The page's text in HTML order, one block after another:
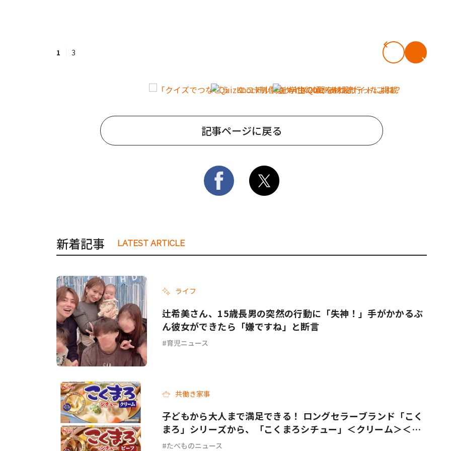
1 3
記事ページに戻る
新着記事 LATEST ARTICLE
ライフ
辻希美さん、15歳長男の突然の行動に「失神！」手がかかるぶ
ん彼女ができたら「嫌ですね」と断言
育児ニュース
共働き家事
子どもから大人まで満足できる！ ロングセラーブランド「こく
まろ」シリーズから、「こくまろシチュー」＜クリーム＞＜ビ
ーフ＞が新発売
たべものニュース